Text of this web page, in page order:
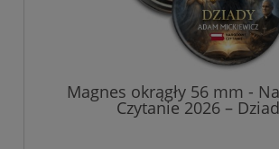
Magnes okrągły 56 mm -
Czytanie 2026 –